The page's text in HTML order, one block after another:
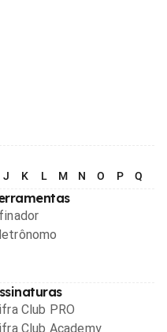
J K L M N O P Q
Club PRO
Club Academy